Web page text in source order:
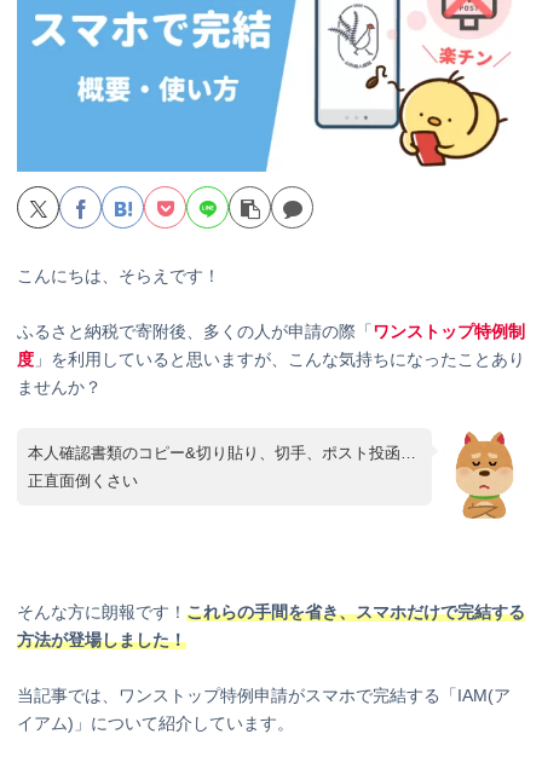
こんにちは、そらえです！
ふるさと納税で寄附後、多くの人が申請の際「ワンストップ特例制
度 」を利用していると思いますが、こんな気持ちになったことあり
ませんか？
本人確認書類のコピー&切り貼り、切手、ポスト投函…
正直面倒くさい
そんな方に朗報です！ これらの手間を省き、スマホだけで完結する
方法が登場しました！
当記事では、ワンストップ特例申請がスマホで完結する「IAM(ア
イアム)」について紹介しています。